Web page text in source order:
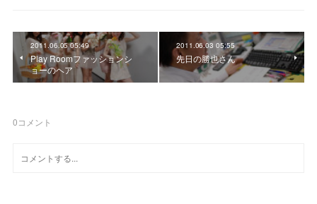
2011.06.05 05:49
Play Roomファッションシ
ョーのヘア
2011.06.03 05:55
先日の勝也さん
0コメント